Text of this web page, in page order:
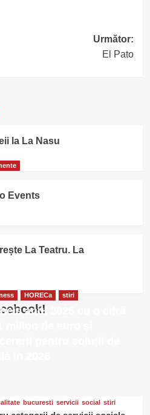
Următor:
El Pato
la La Nasu
Events
La Teatru. La
HORECa stiri
anul 2025 cu o cifră
bucuresti servicii social stiri